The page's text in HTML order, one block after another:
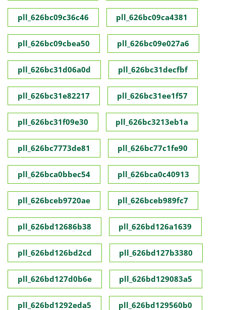
pll_626bc09c36c46 pll_626bc09ca4381
pll_626bc09cbea50 pll_626bc09e027a6
pll_626bc31d06a0d pll_626bc31decfbf
pll_626bc31e82217 pll_626bc31ee1f57
pll_626bc31f09e30 pll_626bc3213eb1a
pll_626bc7773de81 pll_626bc77c1fe90
pll_626bca0bbec54 pll_626bca0c40913
pll_626bceb9720ae pll_626bceb989fc7
pll_626bd12686b38 pll_626bd126a1639
pll_626bd126bd2cd pll_626bd127b3380
pll_626bd127d0b6e pll_626bd129083a5
pll_626bd1292eda5 pll_626bd129560b0